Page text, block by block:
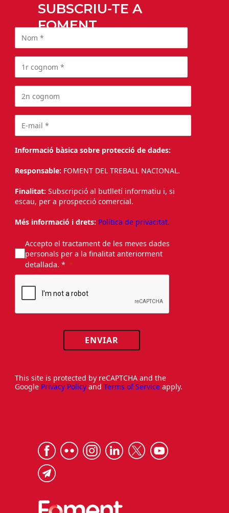
SUBSCRIU-TE A
FOMENT
Informació bàsica sobre protecció de dades:
Responsable: FOMENT DEL TREBALL NACIONAL.
Finalitat: Subscripció al butlletí informatiu i, si
escau, per a prospecció comercial.
Més informació i drets: Política de privacitat.
Accepto el tractament de les meves dades
personals per a la finalitat anteriorment
detallada. *
ENVIAR
This site is protected by reCAPTCHA and the
Google Privacy Policy and Terms of Service apply.